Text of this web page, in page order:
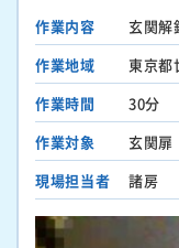
作業内容
玄関解
作業地域
東京都
作業時間
30分
作業対象
玄関扉
現場担当者
諸房